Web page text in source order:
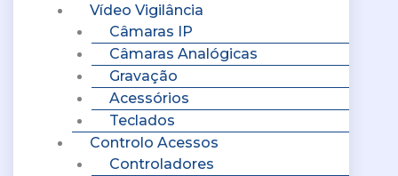
Vídeo Vigilância
Câmaras IP
Câmaras Analógicas
Gravação
Acessórios
Teclados
Controlo Acessos
Controladores